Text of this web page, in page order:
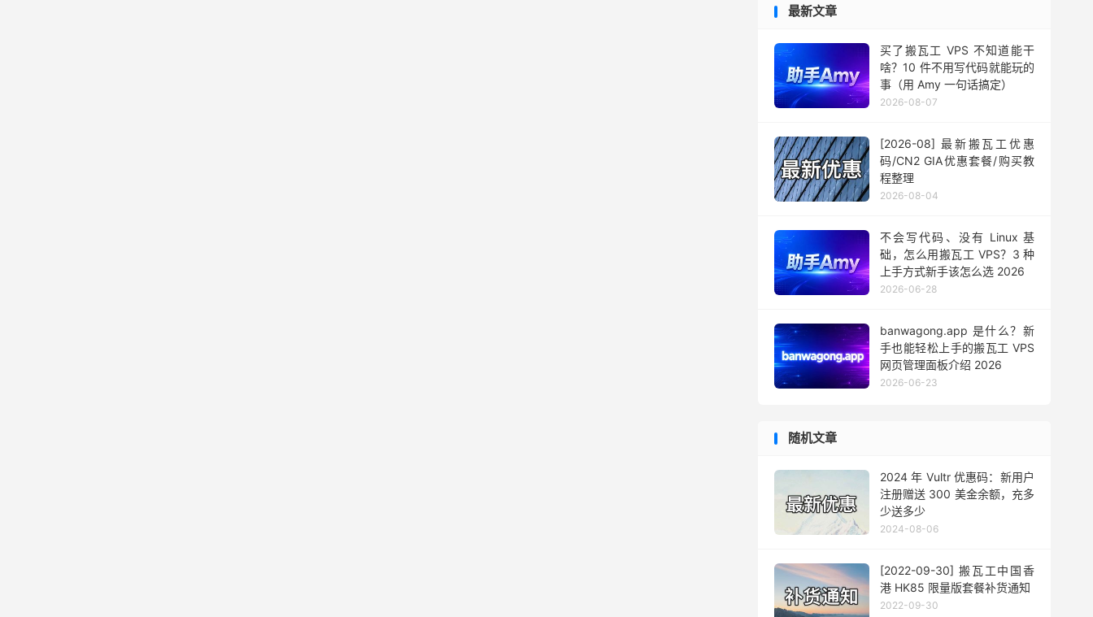
最新文章
买了搬瓦工 VPS 不知道能干
啥？10 件不用写代码就能玩的
事（用 Amy 一句话搞定）
2026-08-07
[2026-08] 最新搬瓦工优惠
码/CN2 GIA优惠套餐/购买教
程整理
2026-08-04
不会写代码、没有 Linux 基
础，怎么用搬瓦工 VPS？3 种
上手方式新手该怎么选 2026
2026-06-28
banwagong.app 是什么？新
手也能轻松上手的搬瓦工 VPS
网页管理面板介绍 2026
2026-06-23
随机文章
2024 年 Vultr 优惠码：新用户
注册赠送 300 美金余额，充多
少送多少
2024-08-06
[2022-09-30] 搬瓦工中国香
港 HK85 限量版套餐补货通知
2022-09-30